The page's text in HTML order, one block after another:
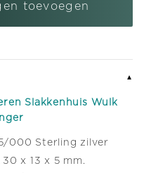
toevoegen
▼
Slakkenhuis Wulk
000 Sterling zilver
30 x 13 x 5 mm.